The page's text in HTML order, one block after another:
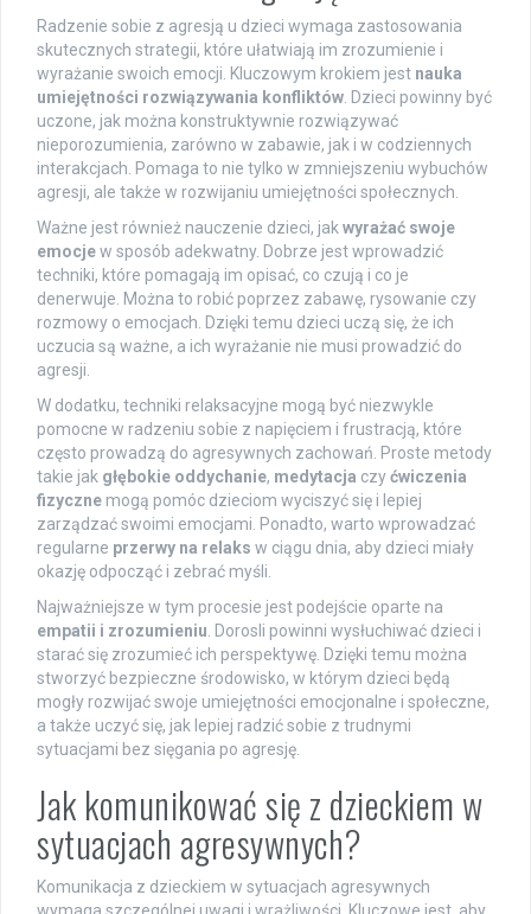
Radzenie sobie z agresją u dzieci wymaga zastosowania
skutecznych strategii, które ułatwiają im zrozumienie i
wyrażanie swoich emocji. Kluczowym krokiem jest nauka
umiejętności rozwiązywania konfliktów. Dzieci powinny być
uczone, jak można konstruktywnie rozwiązywać
nieporozumienia, zarówno w zabawie, jak i w codziennych
interakcjach. Pomaga to nie tylko w zmniejszeniu wybuchów
agresji, ale także w rozwijaniu umiejętności społecznych.
Ważne jest również nauczenie dzieci, jakwyrażać swoje
emocjew sposób adekwatny. Dobrze jest wprowadzić
techniki, które pomagają im opisać, co czują i co je
denerwuje. Można to robić poprzez zabawę, rysowanie czy
rozmowy o emocjach. Dzięki temu dzieci uczą się, że ich
uczucia są ważne, a ich wyrażanie nie musi prowadzić do
agresji.
W dodatku, techniki relaksacyjne mogą być niezwykle
pomocne w radzeniu sobie z napięciem i frustracją, które
często prowadzą do agresywnych zachowań. Proste metody
takie jak głębokie oddychanie, medytacja czyćwiczenia
fizyczne mogą pomóc dzieciom wyciszyć się i lepiej
zarządzać swoimi emocjami. Ponadto, warto wprowadzać
regularne przerwy na relaks w ciągu dnia, aby dzieci miały
okazję odpocząć i zebrać myśli.
Najważniejsze w tym procesie jest podejście oparte na
empatii i zrozumieniu. Dorosli powinni wysłuchiwać dzieci i
starać się zrozumieć ich perspektywę. Dzięki temu można
stworzyć bezpieczne środowisko, w którym dzieci będą
mogły rozwijać swoje umiejętności emocjonalne i społeczne,
a także uczyć się, jak lepiej radzić sobie z trudnymi
sytuacjami bez sięgania po agresję.
Jak komunikować się z dzieckiem w
sytuacjach agresywnych?
Komunikacja z dzieckiem w sytuacjach agresywnych